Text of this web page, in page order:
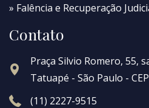
» Falência e Recuperação
Contato
Praça Silvio Romero, 55,
Tatuapé - São Paulo -
(11) 2227-9515